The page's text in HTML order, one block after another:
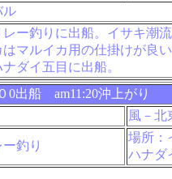
ル
ー釣りに出船。イサキ潮
マルイカ用の仕掛けが良
ダイ五目に出船。
0出船 am11:20沖上がり
風－北
ー釣り
場所：
ハナダ